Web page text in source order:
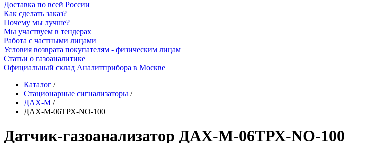
Доставка по всей России
Как сделать заказ?
Почему мы лучше?
Мы участвуем в тендерах
Работа с частными лицами
Условия возврата покупателям - физическим лицам
Статьи о газоаналитике
Официальный склад Аналитприбора в Москве
Каталог /
Стационарные сигнализаторы /
ДАХ-М /
ДАХ-М-06ТРХ-NO-100
Датчик-газоанализатор ДАХ-М-06ТРХ-NO-100